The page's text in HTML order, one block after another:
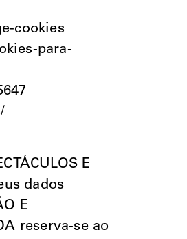
cookies
para-
E
dados
E
reserva-se ao